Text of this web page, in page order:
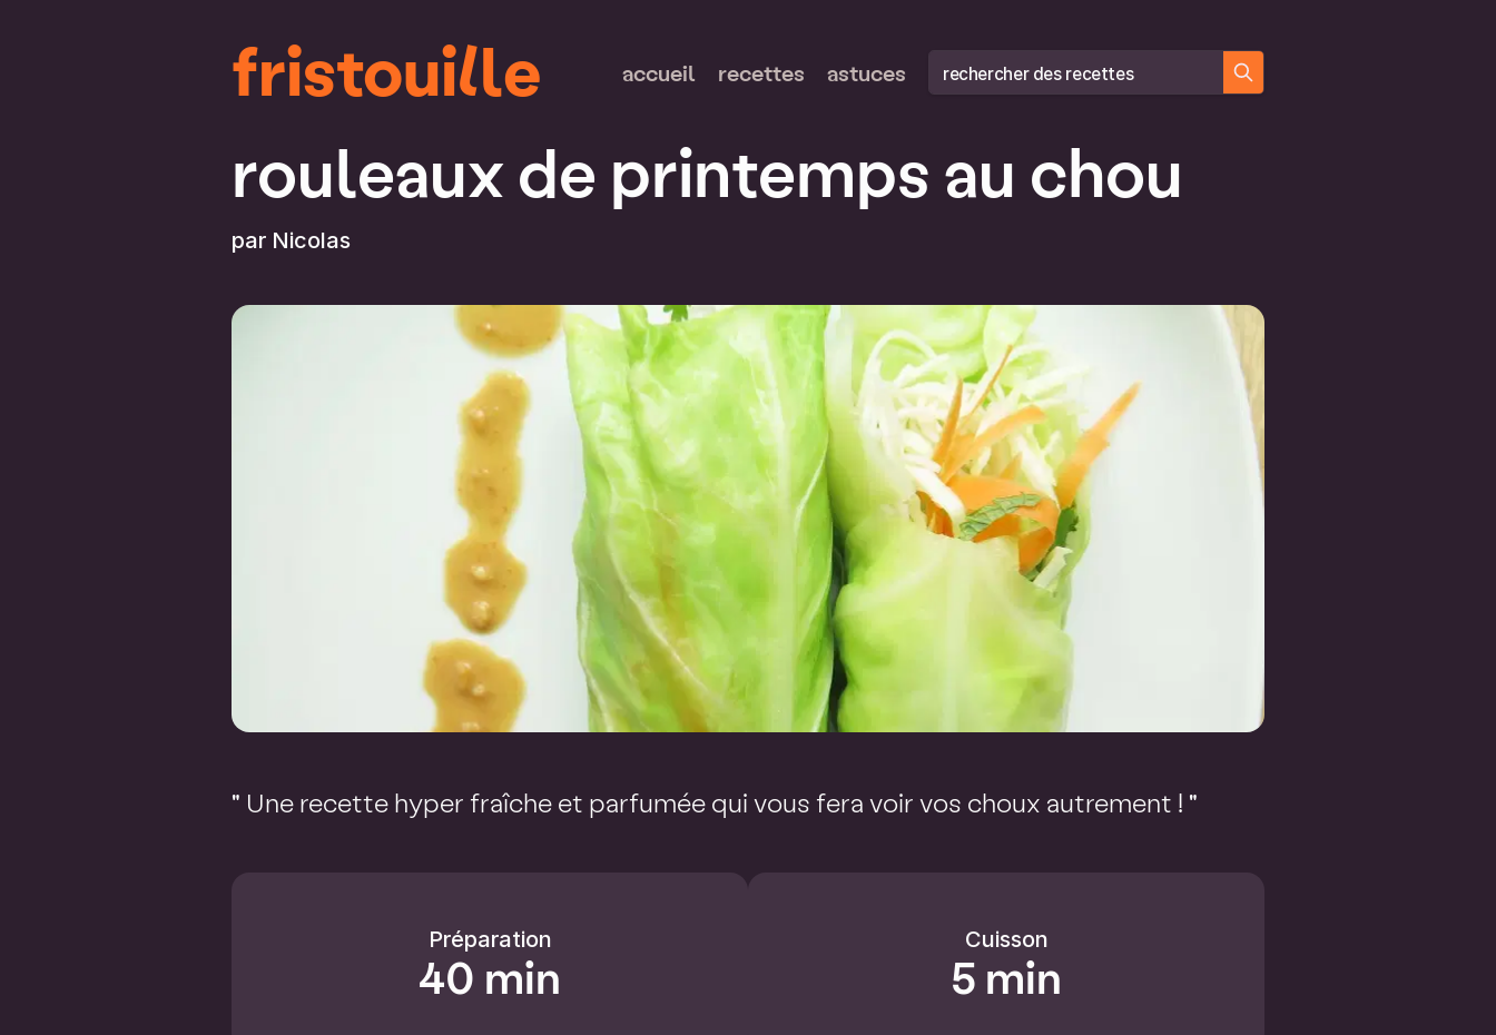
fristouille accueil recettes astuces rechercher des recettes
rouleaux de printemps au chou
par Nicolas
" Une recette hyper fraîche et parfumée qui vous fera voir vos choux autrement ! "
Préparation
40 min
Cuisson
5 min